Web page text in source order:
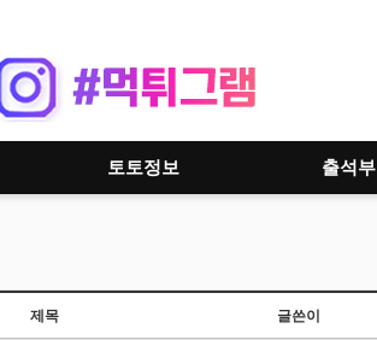
토토정보 출석부
제목 글쓴이